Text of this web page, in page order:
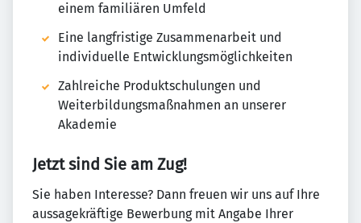
einem familiären Umfeld
Eine langfristige Zusammenarbeit und
individuelle Entwicklungsmöglichkeiten
Zahlreiche Produktschulungen und
Weiterbildungsmaßnahmen an unserer
Akademie
Jetzt sind Sie am Zug!
Sie haben Interesse? Dann freuen wir uns auf Ihre
aussagekräftige Bewerbung mit Angabe Ihrer